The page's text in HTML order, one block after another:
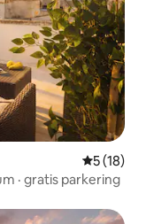
5 av 5 i
5 (18)
· gratis parkering